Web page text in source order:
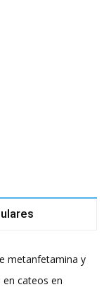
metanfetamina y
cateos en